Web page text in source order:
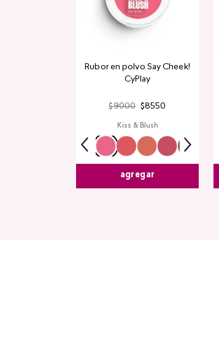
Rubor en polvo Say Cheek!
CyPlay
$9000 $8550
Kiss & Blush
agregar